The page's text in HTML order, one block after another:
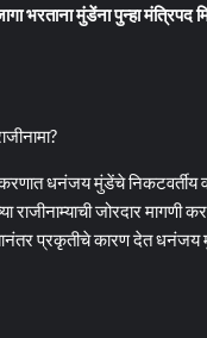
भरताना मुंडेंना पुन्हा मंत्रिपद
धनंजय मुंडेंचे निकटवर्तीय
जोरदार मागणी
प्रकृतीचे कारण देत धनंजय